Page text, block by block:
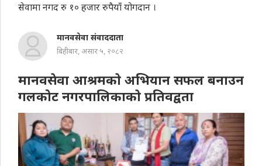
सेवामा नगद रु १० हजार रुपैयाँ योगदान ।
मानवसेवा संवाददाता
बिहीबार, असार ५, २०८२
मानवसेवा आश्रमकाे अभियान सफल बनाउन
गलकोट नगरपालिकाकाे प्रतिवद्वता